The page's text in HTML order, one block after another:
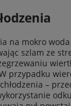
na mokro
szlam ze
przypadku
–